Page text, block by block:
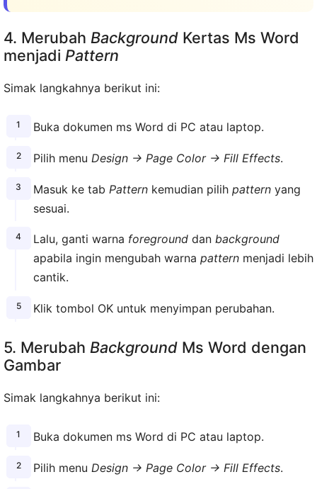
4. Merubah Background Kertas Ms Word
menjadi Pattern
Simak langkahnya berikut ini:
Buka dokumen ms Word di PC atau laptop.
Pilih menu Design → Page Color → Fill Effects.
Masuk ke tab Patternkemudian pilih patternyang
sesuai.
Lalu, ganti warna foregrounddan background
apabila ingin mengubah warna pattern menjadi lebih
cantik.
Klik tombol OK untuk menyimpan perubahan.
5. Merubah Background Ms Word dengan
Gambar
Simak langkahnya berikut ini:
Buka dokumen ms Word di PC atau laptop.
Pilih menu Design → Page Color → Fill Effects.